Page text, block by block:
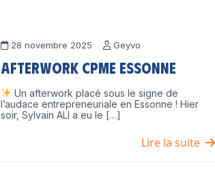
28 novembre 2025 Geyvo
Afterwork CPME Essonne
Un afterwork placé sous le signe de
l’audace entrepreneuriale en Essonne ! Hier
soir, Sylvain ALI a eu le […]
Lire la suite